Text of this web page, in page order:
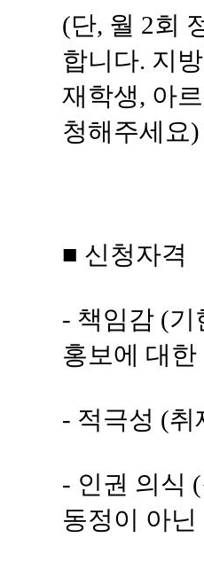
(단, 월 2회
합니다. 지
재학생, 아
청해주세요)
■ 신청자격
- 책임감 (기
홍보에 대
- 적극성 (취
- 인권 의식
동정이 아닌